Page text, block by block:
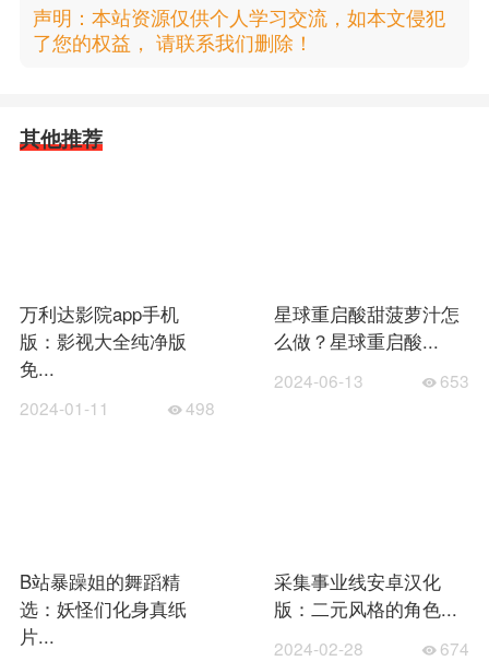
声明：本站资源仅供个人学习交流，如本文侵犯
了您的权益， 请联系我们删除！
其他推荐
万利达影院app手机
版：影视大全纯净版
免...
2024-01-11 498
星球重启酸甜菠萝汁怎
么做？星球重启酸...
2024-06-13 653
B站暴躁姐的舞蹈精
选：妖怪们化身真纸
片...
采集事业线安卓汉化
版：二元风格的角色...
2024-02-28 674